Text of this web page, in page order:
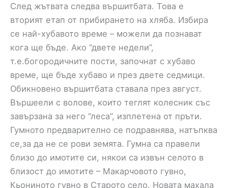
След жътвата следва вършитбата. Това е
вторият етап от прибирането на хляба. Избира
се най-хубавото време – можели да познават
кога ще бъде. Ако “двете недели”,
т.е.богородичните пости, започнат с хубаво
време, ще бъде хубаво и през двете седмици.
Обикновено вършитбата ставала през август.
Вършеели с волове, които теглят колесник със
завързана за него “леса”, изплетена от пръти.
Гумното предварително се подравнява, натъпква
се,за да не се рови земята. Гумна са правели
близо до имотите си, някои са извън селото в
близост до имотите – Макарчовото гувно,
Кьониното гувно в Старото село. Новата махала